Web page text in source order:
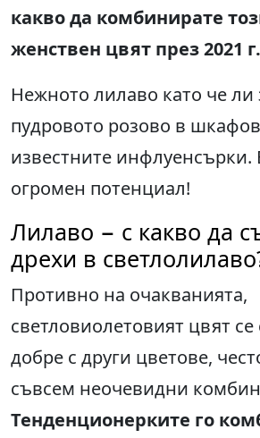
какво да комбинирате
женствен цвят през 2021
Нежното лилаво като че ли
пудровото розово в
известните инфлуенсърки.
огромен потенциал!
Лилаво − с какво да
дрехи в
Противно на очакванията,
светловиолетовият цвят се
добре с други цветове,
съвсем неочевидни
Тенденционерките го